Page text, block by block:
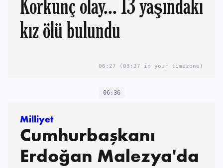
Korkunç olay... 13 yaşındaki
kız ölü bulundu
06:27 (03:27 in your timezone)
06:36
Milliyet
Cumhurbaşkanı
Erdoğan Malezya'da